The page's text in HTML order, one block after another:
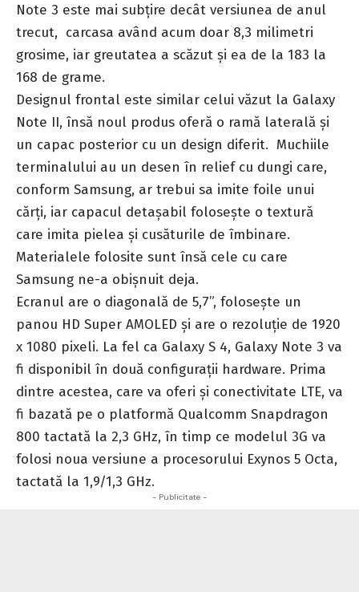
Note 3 este mai subţire decât versiunea de anul
trecut, carcasa având acum doar 8,3 milimetri
grosime, iar greutatea a scăzut şi ea de la 183 la
168 de grame.
Designul frontal este similar celui văzut la Galaxy
Note II, însă noul produs oferă o ramă laterală şi
un capac posterior cu un design diferit. Muchiile
terminalului au un desen în relief cu dungi care,
conform Samsung, ar trebui sa imite foile unui
cărţi, iar capacul detaşabil foloseşte o textură
care imita pielea şi cusăturile de îmbinare.
Materialele folosite sunt însă cele cu care
Samsung ne-a obişnuit deja.
Ecranul are o diagonală de 5,7”, foloseşte un
panou HD Super AMOLED şi are o rezoluţie de 1920
x 1080 pixeli. La fel ca Galaxy S 4, Galaxy Note 3 va
fi disponibil în două configuraţii hardware. Prima
dintre acestea, care va oferi şi conectivitate LTE, va
fi bazată pe o platformă Qualcomm Snapdragon
800 tactată la 2,3 GHz, în timp ce modelul 3G va
folosi noua versiune a procesorului Exynos 5 Octa,
tactată la 1,9/1,3 GHz.
- Publicitate -